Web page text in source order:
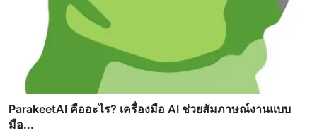
ParakeetAI คืออะไร? เครื่องมือ AI ช่วยสัมภาษณ์งานแบบ
มือ...